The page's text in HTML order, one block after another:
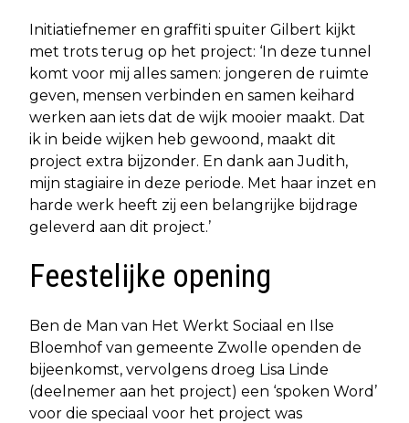
Initiatiefnemer en graffiti spuiter Gilbert kijkt
met trots terug op het project: ‘In deze tunnel
komt voor mij alles samen: jongeren de ruimte
geven, mensen verbinden en samen keihard
werken aan iets dat de wijk mooier maakt. Dat
ik in beide wijken heb gewoond, maakt dit
project extra bijzonder. En dank aan Judith,
mijn stagiaire in deze periode. Met haar inzet en
harde werk heeft zij een belangrijke bijdrage
geleverd aan dit project.’
Feestelijke opening
Ben de Man van Het Werkt Sociaal en Ilse
Bloemhof van gemeente Zwolle openden de
bijeenkomst, vervolgens droeg Lisa Linde
(deelnemer aan het project) een ‘spoken Word’
voor die speciaal voor het project was